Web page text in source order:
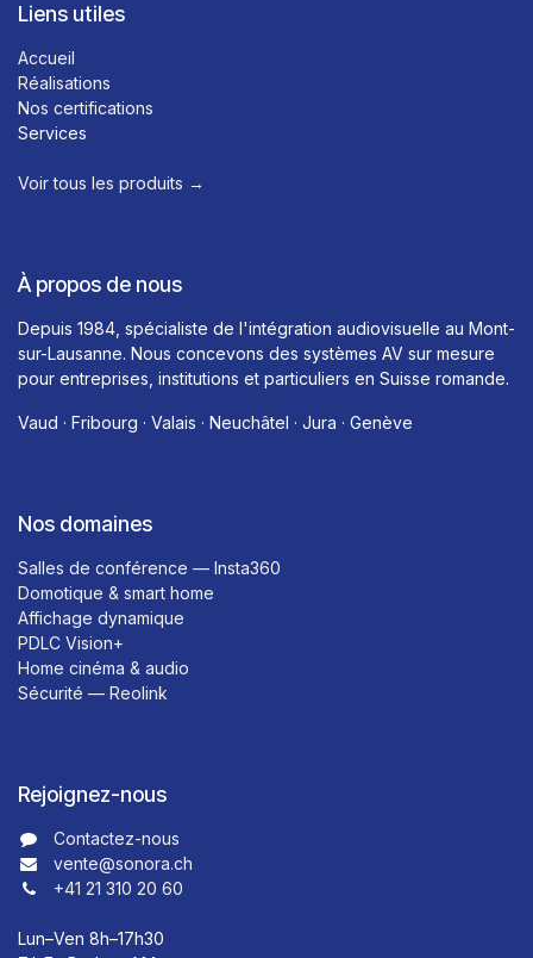
Liens utiles
Accueil
Réalisations
Nos certifications
Services
Voir tous les produits →​
À propos de nous
Depuis 1984, spécialiste de l'intégration audiovisuelle au Mont-
sur-Lausanne. Nous concevons des systèmes AV sur mesure
pour entreprises, institutions et particuliers en Suisse romande.
Vaud · Fribourg · Valais · Neuchâtel · Jura · Genève
Nos domaines
Salles de conférence — Insta360
Domotique & smart home
Affichage dynamique
PDLC Vision+
Home cinéma & audio
Sécurité — Reolink
Rejoignez-nous
Contactez-nous​​
vente@sonora.ch
+41 21 310 20 60
Lun–Ven 8h–17h30